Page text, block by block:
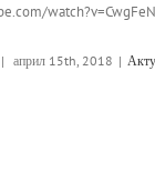
| април 15th, 2018 |